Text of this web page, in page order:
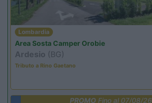
Lombardia
Area Sosta Camper Orobie
Ardesio (BG)
Tributo a Rino Gaetano
PROMOFino al 07/08/26